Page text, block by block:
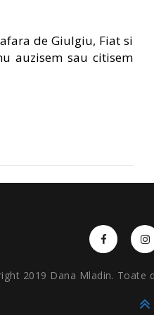
de Giulgiu, Fiat si
auzisem sau citisem
2019 Dana Mladin.